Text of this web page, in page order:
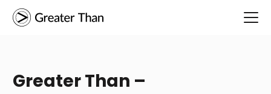
Greater Than –